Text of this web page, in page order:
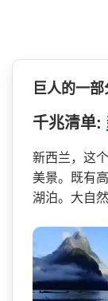
巨人的一部
千兆清单:
新西兰，这
美景。既有
湖泊。大自